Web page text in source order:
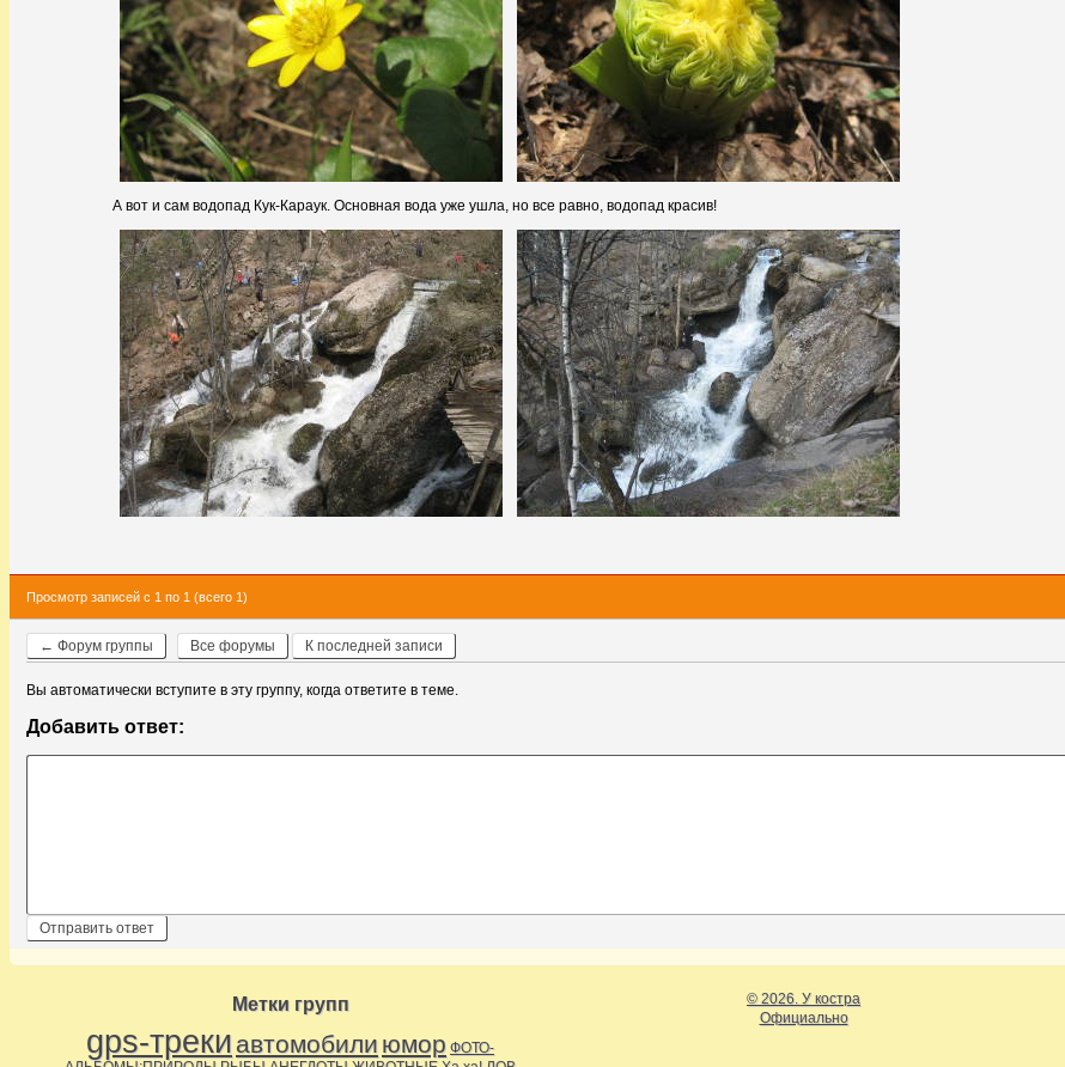
А вот и сам водопад Кук-Караук. Основная вода уже ушла, но все равно, водопад красив!
Просмотр записей с 1 по 1 (всего 1)
← Форум группы Все форумы К последней записи
Вы автоматически вступите в эту группу, когда ответите в теме.
Добавить ответ:
Метки групп
gps-треки автомобили юмор ФОТО-
© 2026. У костра
Официально